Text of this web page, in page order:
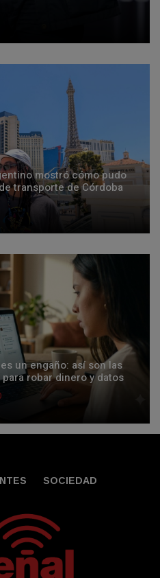
mostró cómo pudo
transporte de Córdoba
un engaño: así son las
robar dinero y datos
SOCIEDAD